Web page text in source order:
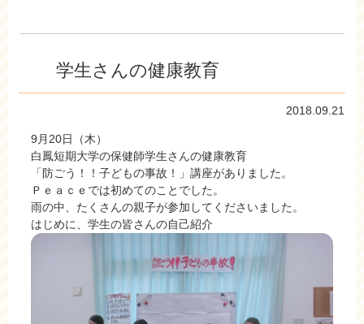
学生さんの健康教育
2018.09.21
9月20日（木）
白鳳短期大学の保健師学生さんの健康教育
「防ごう！！子どもの事故！」講座がありました。
Ｐｅａｃｅでは初めてのことでした。
雨の中、たくさんの親子が参加してくださいました。
はじめに、学生の皆さんの自己紹介